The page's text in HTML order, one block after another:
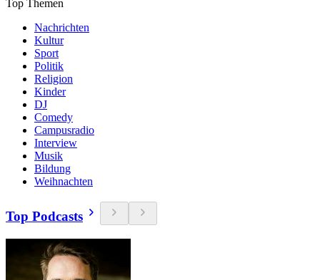
Top Themen
Nachrichten
Kultur
Sport
Politik
Religion
Kinder
DJ
Comedy
Campusradio
Interview
Musik
Bildung
Weihnachten
Top Podcasts